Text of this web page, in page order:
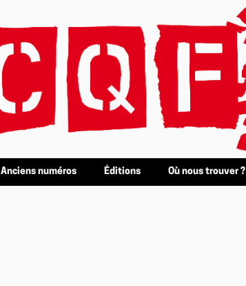
Anciens numéros Éditions Où nous trouver ?